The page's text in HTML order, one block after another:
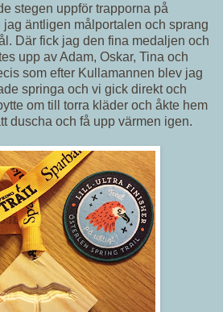
stegen uppför trapporna på
jag äntligen målportalen och sprang
Där fick jag den fina medaljen och
upp av Adam, Oskar, Tina och
som efter Kullamannen blev jag
springa och vi gick direkt och
om till torra kläder och åkte hem
duscha och få upp värmen igen.